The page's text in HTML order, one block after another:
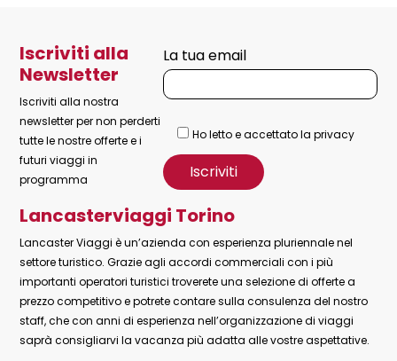
Lancasterviaggi Torino
Lancaster Viaggi è un’azienda con esperienza pluriennale nel
settore turistico. Grazie agli accordi commerciali con i più
importanti operatori turistici troverete una selezione di offerte a
prezzo competitivo e potrete contare sulla consulenza del nostro
staff, che con anni di esperienza nell’organizzazione di viaggi
saprà consigliarvi la vacanza più adatta alle vostre aspettative.
Iscriviti alla
Newsletter
Iscriviti alla nostra
newsletter per non perderti
tutte le nostre offerte e i
futuri viaggi in
programma
La tua email
Ho letto e accettato la privacy